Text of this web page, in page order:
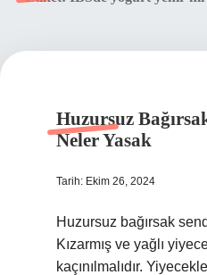
Huzursuz
Neler Yasak
Tarih: Ekim 26, 2024
Huzursuz bağırsak
Kızarmış ve yağlı
kaçınılmalıdır.